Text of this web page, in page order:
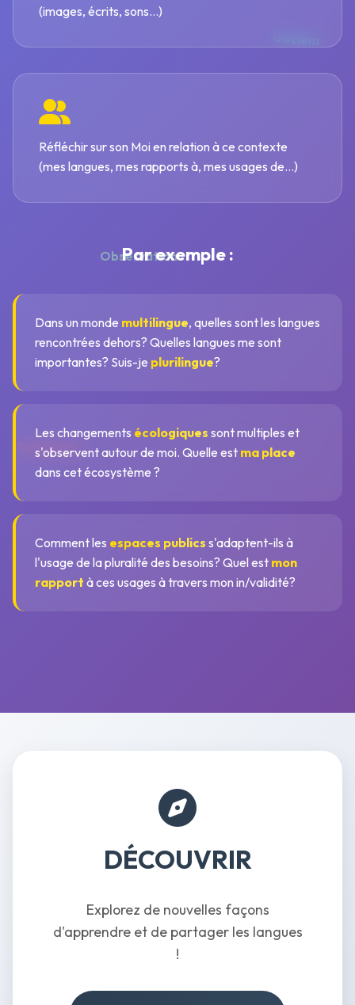
Sorgulama
Gözlem
Observation
(images, écrits, sons...)
Réfléchir sur son Moi en relation à ce contexte
(mes langues, mes rapports à, mes usages de...)
Par exemple :
Dans un monde multilingue, quelles sont les langues
rencontrées dehors? Quelles langues me sont
importantes? Suis-je plurilingue?
Les changements écologiques sont multiples et
s'observent autour de moi. Quelle est ma place
dans cet écosystème ?
Comment les espaces publics s'adaptent-ils à
l'usage de la pluralité des besoins? Quel est mon
rapport à ces usages à travers mon in/validité?
DÉCOUVRIR
Explorez de nouvelles façons
d'apprendre et de partager les langues
!